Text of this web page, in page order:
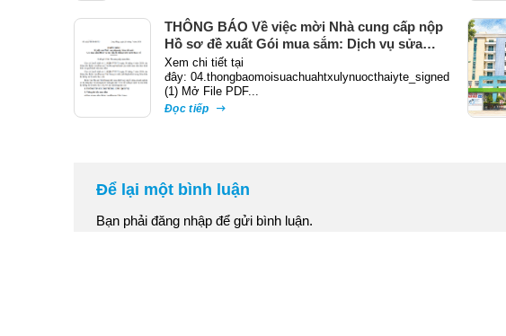
THÔNG BÁO Về việc mời Nhà cung cấp nộp
Hồ sơ đề xuất Gói mua sắm: Dịch vụ sửa
chữa hệ thống xử lý nước thải y tế
Xem chi tiết tại
đây: 04.thongbaomoisuachuahtxulynuocthaiyte_signed
(1) Mở File PDF...
Đọc tiếp
Để lại một bình luận
Bạn phải đăng nhậpđể gửi bình luận.